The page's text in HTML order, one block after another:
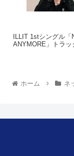
ILLIT 1stシングル「
ANYMORE」トラッ
ホーム ネ